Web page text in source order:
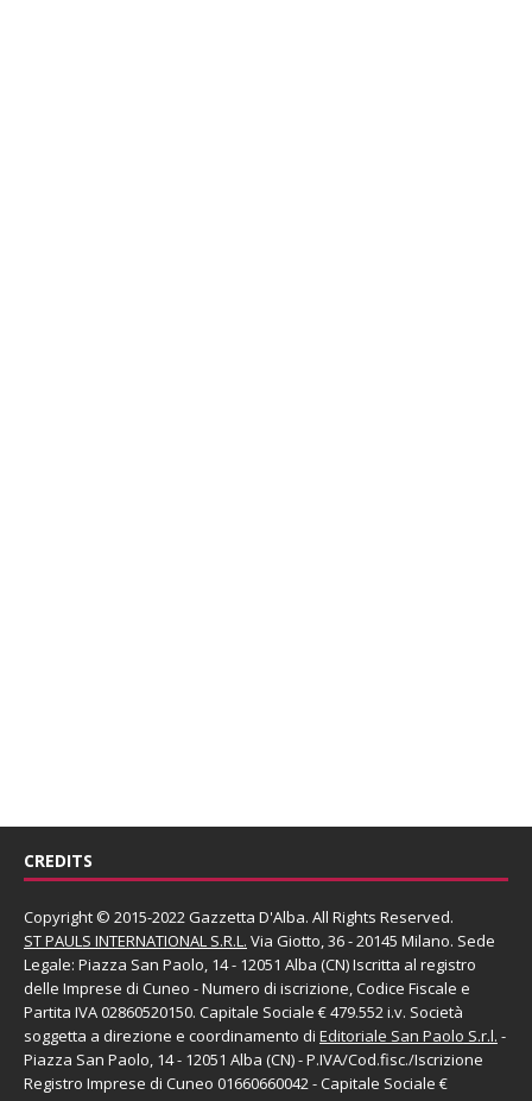
CREDITS
Copyright © 2015-2022 Gazzetta D'Alba. All Rights Reserved.
ST PAULS INTERNATIONAL S.R.L. Via Giotto, 36 - 20145 Milano. Sede
Legale: Piazza San Paolo, 14 - 12051 Alba (CN) Iscritta al registro
delle Imprese di Cuneo - Numero di iscrizione, Codice Fiscale e
Partita IVA 02860520150. Capitale Sociale € 479.552 i.v. Società
soggetta a direzione e coordinamento di Editoriale San Paolo S.r.l. -
Piazza San Paolo, 14 - 12051 Alba (CN) - P.IVA/Cod.fisc./Iscrizione
Registro Imprese di Cuneo 01660660042 - Capitale Sociale €